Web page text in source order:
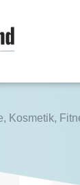
Kosmetik,